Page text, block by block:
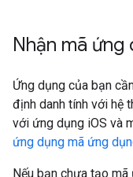
Nhận mã ứng
Ứng dụng của bạn
định danh tính với hệ
với ứng dụng iOS và
ứng dụng mã ứng
Nếu bạn chưa tạo mã